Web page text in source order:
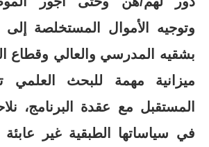
وتوجيه الأموال المستخلصة إلى
بشقيه المدرسي والعالي
ميزانية مهمة للبحث العلمي
المستقبل مع عقدة البرنامج،
في سياساتها الطبقية غير عابئة